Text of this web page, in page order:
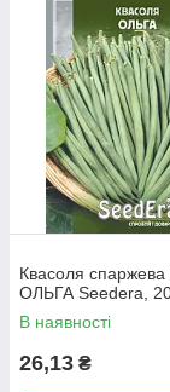
Квасоля спаржева
ОЛЬГА Seedera,
В наявності
26,13 ₴